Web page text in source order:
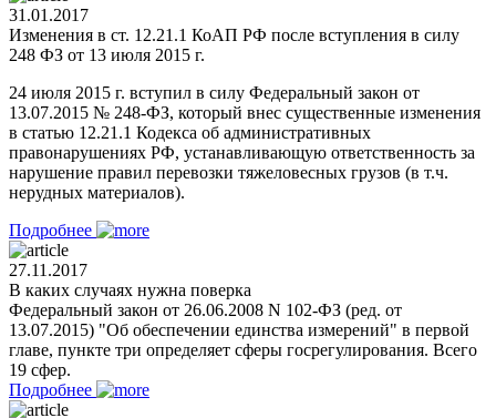
31.01.2017
Изменения в ст. 12.21.1 КоАП РФ после вступления в силу
248 ФЗ от 13 июля 2015 г.
24 июля 2015 г. вступил в силу Федеральный закон от
13.07.2015 № 248-ФЗ, который внес существенные изменения
в статью 12.21.1 Кодекса об административных
правонарушениях РФ, устанавливающую ответственность за
нарушение правил перевозки тяжеловесных грузов (в т.ч.
нерудных материалов).
Подробнее
27.11.2017
В каких случаях нужна поверка
Федеральный закон от 26.06.2008 N 102-ФЗ (ред. от
13.07.2015) "Об обеспечении единства измерений" в первой
главе, пункте три определяет сферы госрегулирования. Всего
19 сфер.
Подробнее